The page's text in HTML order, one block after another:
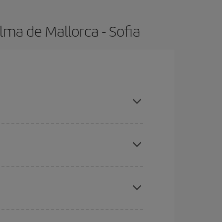
de Mallorca - Sofia